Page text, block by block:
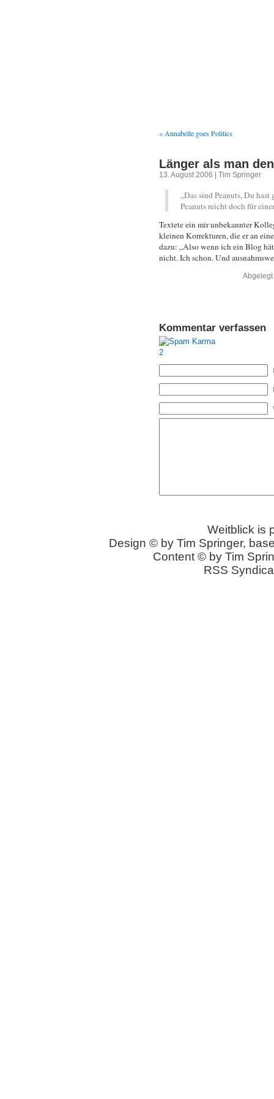
« Annabelle goes Politics
Länger als man
13. August 2006 | Tim Springer
„Das sind Peanuts, Du
Peanuts reicht doch für
Textete ein mir unbekannter
kleinen Korrekturen, die er an
dazu: „Also wenn ich ein Blog
nicht. Ich schon. Und
Kommentar verfassen
Weitblick is
Design © by Tim Springer,
Content © by Tim
RSS